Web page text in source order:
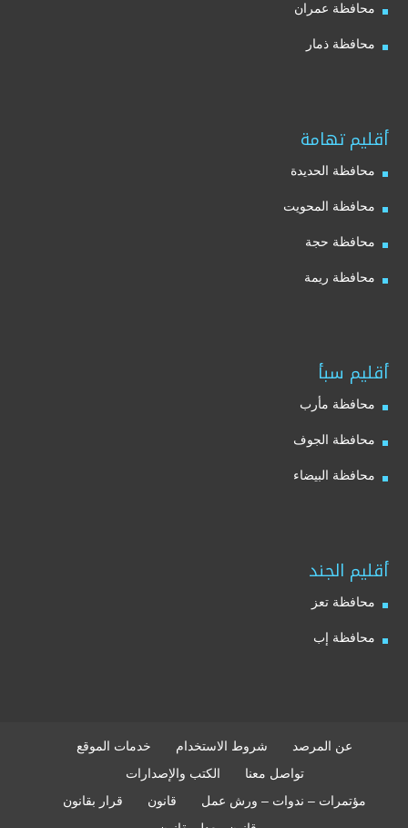
محافظة عمران
محافظة ذمار
أقليم تهامة
محافظة الحديدة
محافظة المحويت
محافظة حجة
محافظة ريمة
أقليم سبأ
محافظة مأرب
محافظة الجوف
محافظة البيضاء
أقليم الجند
محافظة تعز
محافظة إب
عن المرصد شروط الاستخدام
خدمات الموقع
تواصل معنا
الكتب والإصدارات
مؤتمرات – ندوات – ورش عمل
قانون
قرار بقانون